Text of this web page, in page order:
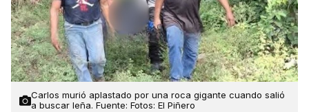
Carlos murió aplastado por una roca gigante cuando salió
a buscar leña. Fuente: Fotos: El Piñero